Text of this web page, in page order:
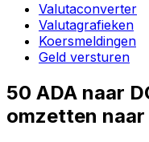
Valutaconverter
Valutagrafieken
Koersmeldingen
Geld versturen
50 ADA naar
omzetten